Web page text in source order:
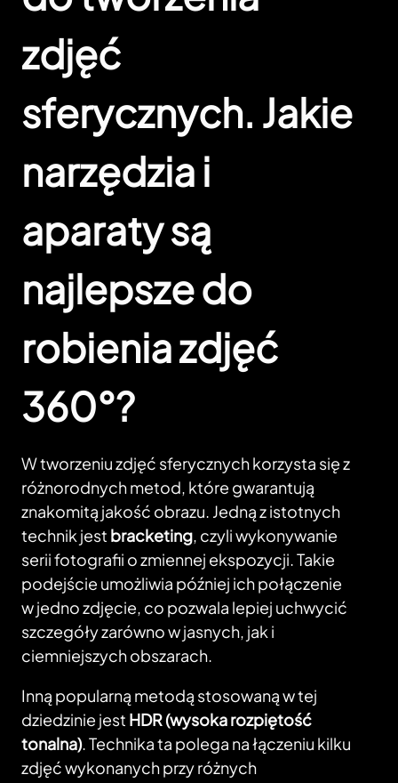
zdjęć
sferycznych. Jakie
narzędzia i
aparaty są
najlepsze do
robienia zdjęć
360°?
W tworzeniu zdjęć sferycznych korzysta się z
różnorodnych metod, które gwarantują
znakomitą jakość obrazu. Jedną z istotnych
technik jest bracketing, czyli wykonywanie
serii fotografii o zmiennej ekspozycji. Takie
podejście umożliwia później ich połączenie
w jedno zdjęcie, co pozwala lepiej uchwycić
szczegóły zarówno w jasnych, jak i
ciemniejszych obszarach.
Inną popularną metodą stosowaną w tej
dziedzinie jest HDR (wysoka rozpiętość
tonalna). Technika ta polega na łączeniu kilku
zdjęć wykonanych przy różnych